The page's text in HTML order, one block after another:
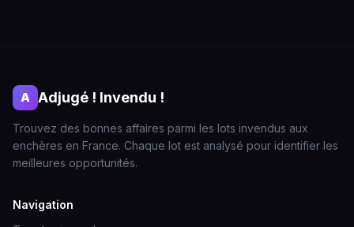
A Adjugé ! Invendu !
Trouvez des bonnes affaires parmi les lots invendus aux
enchères en France. Chaque lot est analysé pour identifier les
meilleures opportunités.
Navigation